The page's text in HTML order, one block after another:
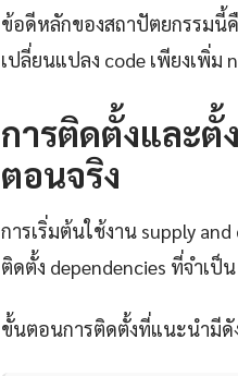
ข้อดีหลักของสถาปัตยกรรมนี้
เปลี่ยนแปลง code เพียงเพิ่ม
การติดตั้งและตั้
ตอนจริง
การเริ่มต้นใช้งาน supply
ติดตั้ง dependencies ที่จำเ
ขั้นตอนการติดตั้งที่แนะนำมีดั